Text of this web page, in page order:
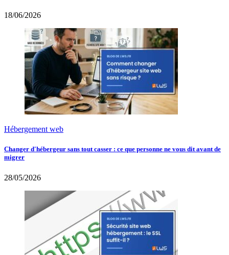
18/06/2026
Hébergement web
Changer d'hébergeur sans tout casser : ce que personne ne vous dit avant de
migrer
28/05/2026